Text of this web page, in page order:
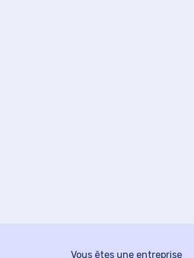
Vous êtes une entreprise